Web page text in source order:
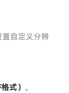
自定义分辨
式） 。